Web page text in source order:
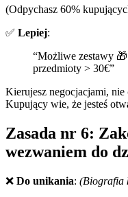
(Odpychasz 60%
✅ Lepiej:
“Możliwe zestawy
przedmioty > 30€”
Kierujesz negocjacjami,
Kupujący wie, że jesteś
Zasada nr 6:
wezwaniem do
❌ Do unikania: (Biografia